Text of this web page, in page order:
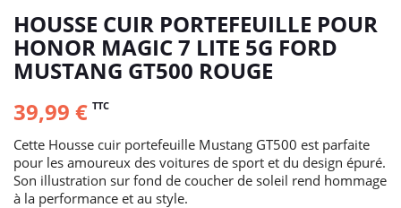
HOUSSE CUIR PORTEFEUILLE POUR
HONOR MAGIC 7 LITE 5G FORD
MUSTANG GT500 ROUGE
39,99 € TTC
Cette Housse cuir portefeuille Mustang GT500 est parfaite
pour les amoureux des voitures de sport et du design épuré.
Son illustration sur fond de coucher de soleil rend hommage
à la performance et au style.